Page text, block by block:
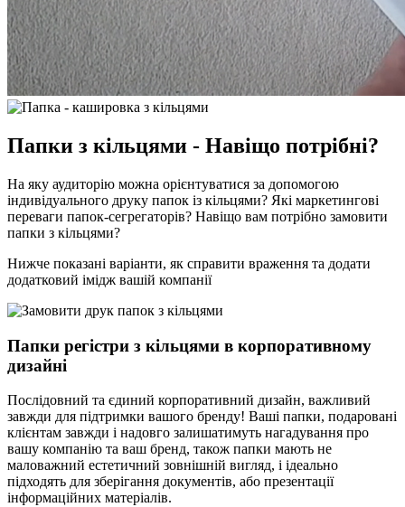
Папки з кільцями - Навіщо потрібні?
На яку аудиторію можна орієнтуватися за допомогою
індивідуального друку папок із кільцями? Які маркетингові
переваги папок-сегрегаторів? Навіщо вам потрібно замовити
папки з кільцями?
Нижче показані варіанти, як справити враження та додати
додатковий імідж вашій компанії
Папки регістри з кільцями в корпоративному
дизайні
Послідовний та єдиний корпоративний дизайн, важливий
завжди для підтримки вашого бренду! Ваші папки, подаровані
клієнтам завжди і надовго залишатимуть нагадування про
вашу компанію та ваш бренд, також папки мають не
маловажний естетичний зовнішній вигляд, і ідеально
підходять для зберігання документів, або презентації
інформаційних матеріалів.